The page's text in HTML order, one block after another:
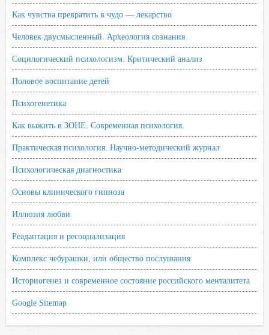
Как чувства превратить в чудо — лекарство
Человек двусмысленный. Археология сознания
Социлогический психологизм. Критический анализ
Половое воспитание детей
Психогенетика
Как выжить в ЗОНЕ. Современная психология.
Практическая психология. Научно-методический журнал
Психологическая диагностика
Основы клинического гипноза
Иллюзия любви
Реадаптация и ресоциализация
Комплекс чебурашки, или общество послушания
Историогенез и современное состояние российского менталитета
Google Sitemap